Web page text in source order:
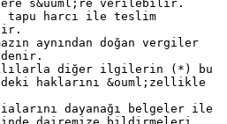
s&uuml;re verilebilir.
tapu harcı ile teslim
aynından doğan vergiler
diğer ilgilerin (*) bu
haklarını &ouml;zellikle
dayanağı belgeler ile